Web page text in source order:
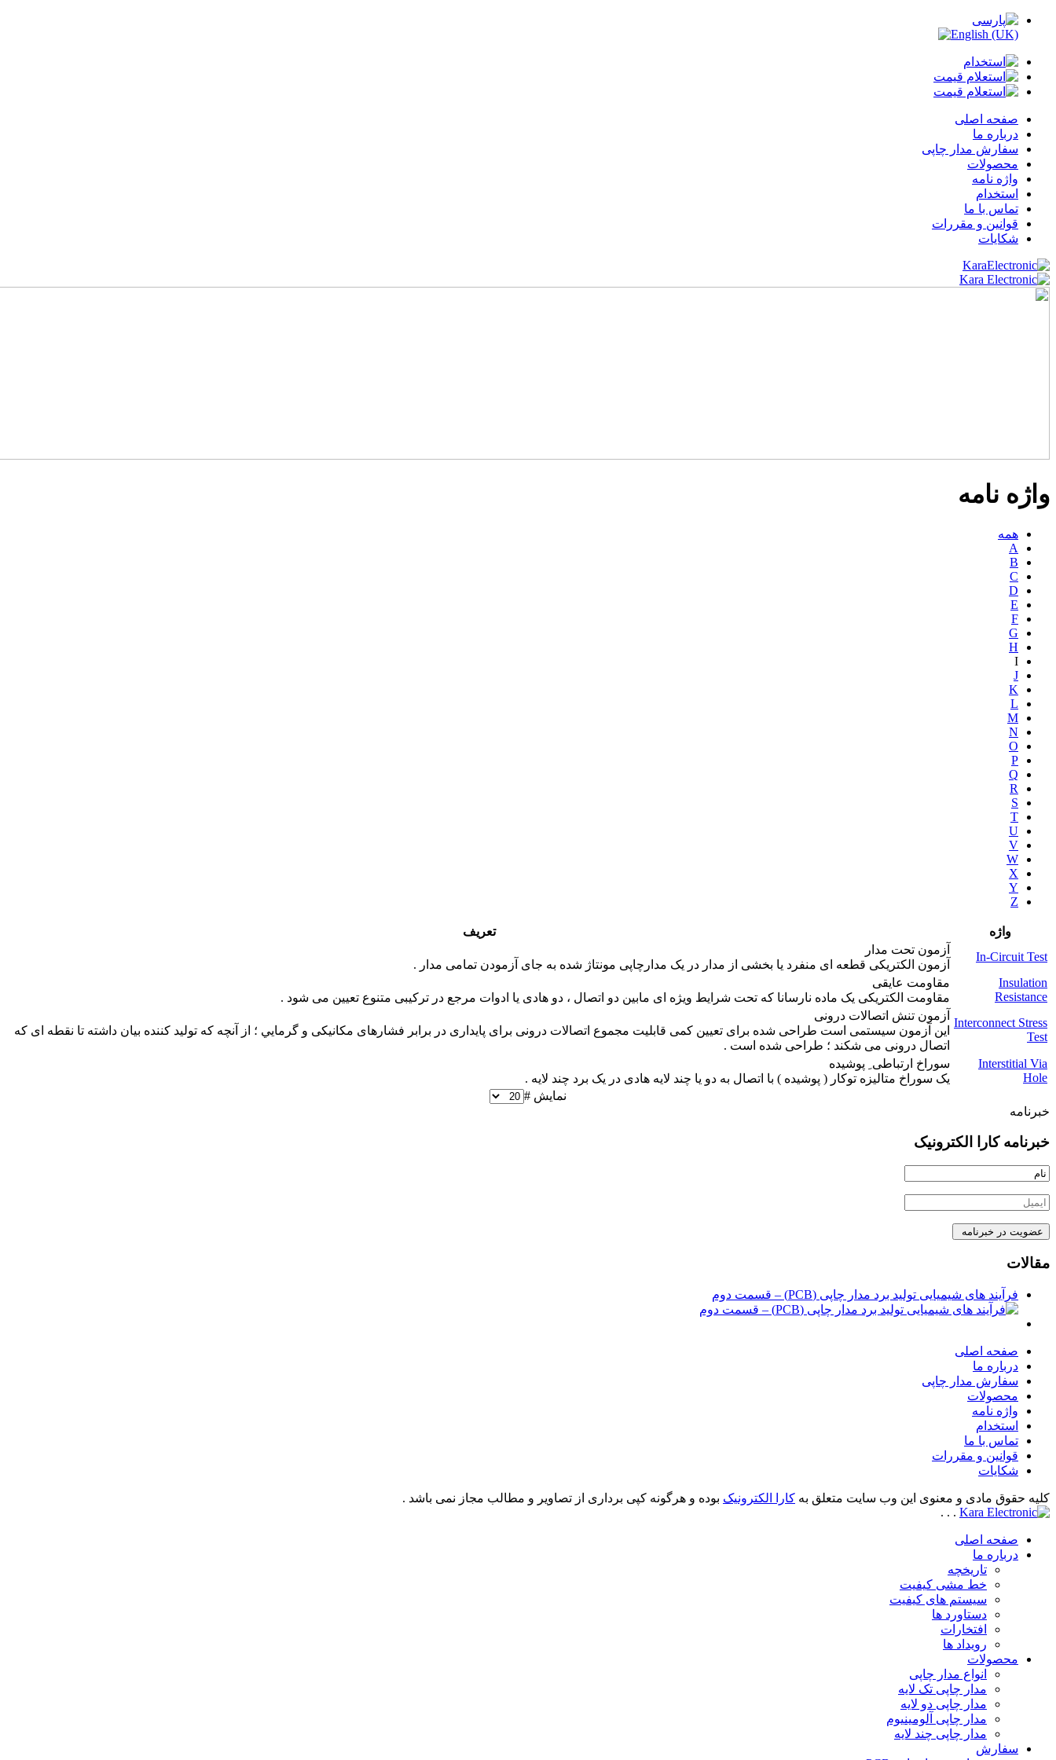
صفحه اصلی
درباره ما
سفارش مدار چاپی
محصولات
واژه نامه
استخدام
تماس با ما
قوانین و مقررات
شکایات
واژه نامه
همه
A
B
C
D
E
F
G
H
I
J
K
L
M
N
O
P
Q
R
S
T
U
V
W
X
Y
Z
واژه
تعریف
In-Circuit Test
آزمون تحت مدار
آزمون الکتريکی قطعه ای منفرد يا بخشی از مدار در يک مدارچاپی مونتاژ شده به جای آزمودن تمامی مدار .
Insulation
Resistance
مقاومت عايقی
مقاومت الکتريکی يک ماده نارسانا که تحت شرايط ويژه ای مابين دو اتصال ، دو هادی يا ادوات مرجع در ترکيبی متنوع تعيين می شود .
Interconnect Stress
Test
آزمون تنش اتصالات درونی
اين آزمون سيستمی است طراحی شده برای تعيين کمی قابليت مجموع اتصالات درونی برای پايداری در برابر فشارهای مکانيکی و گرمايي ؛ از آنچه که توليد کننده بيان داشته تا نقطه ای که
اتصال درونی می شکند ؛ طراحی شده است .
Interstitial Via
Hole
سوراخ ارتباطی ِ پوشيده
يک سوراخ متاليزه توکار ( پوشيده ) با اتصال به دو يا چند لايه هادی در يک برد چند لايه .
نمایش #
خبرنامه
خبرنامه کارا الکترونیک
مقالات
فرآیند های شیمیایی تولید برد مدار چاپی (PCB) – قسمت دوم
صفحه اصلی
درباره ما
سفارش مدار چاپی
محصولات
واژه نامه
استخدام
تماس با ما
قوانین و مقررات
شکایات
کلیه حقوق مادی و معنوی این وب سایت متعلق به کارا الکترونیک بوده و هرگونه کپی برداری از تصاویر و مطالب مجاز نمی باشد .
.
.
.
صفحه اصلی
درباره ما
تاریخچه
خط مشی کیفیت
سیستم های کیفیت
دستاورد ها
افتخارات
رویداد ها
محصولات
انواع مدار چاپی
مدار چاپی تک لایه
مدار چاپی دو لایه
مدار چاپی آلومینیوم
مدار چاپی چند لایه
سفارش